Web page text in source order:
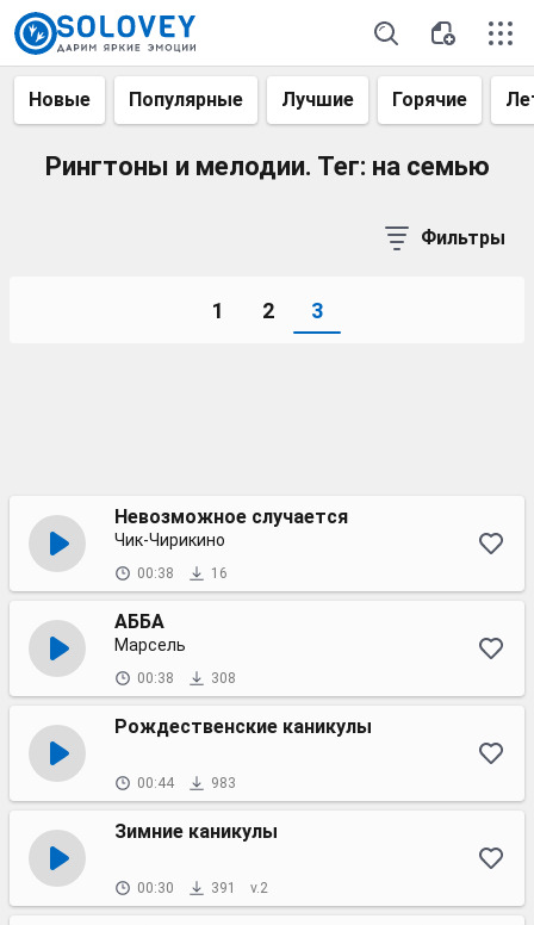
Новые Популярные Лучшие Горячие
Рингтоны и мелодии. Тег: на семью
Фильтры
1 2 3
Невозможное случается
Чик-Чирикино
00:38 16
АББА
Марсель
00:38 308
Рождественские каникулы
00:44 983
Зимние каникулы
00:30 391 v.2